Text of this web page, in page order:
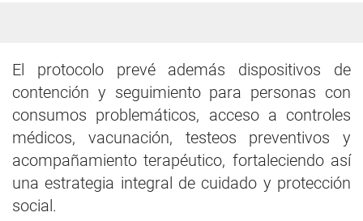
El protocolo prevé además dispositivos de
contención y seguimiento para personas con
consumos problemáticos, acceso a controles
médicos, vacunación, testeos preventivos y
acompañamiento terapéutico, fortaleciendo así
una estrategia integral de cuidado y protección
social.